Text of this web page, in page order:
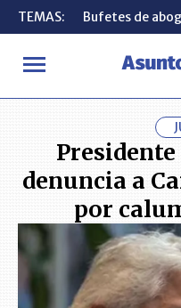
TEMAS: Bufetes de
INICIO ACTUALIDAD
TEMAS: Bufetes de
denuncia a
por